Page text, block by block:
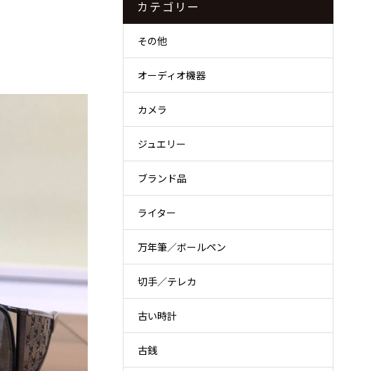
カテゴリー
その他
オーディオ機器
カメラ
ジュエリー
ブランド品
ライター
万年筆／ボールペン
切手／テレカ
古い時計
古銭